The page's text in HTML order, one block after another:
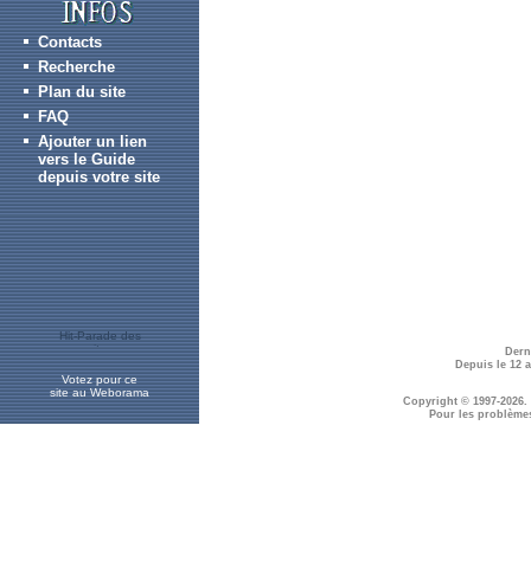
Contacts
Recherche
Plan du site
FAQ
Ajouter un lien
vers le Guide
depuis votre site
Votez pour ce
site au Weborama
Depuis le 12
Copyright © 1997-2026.
Pour les